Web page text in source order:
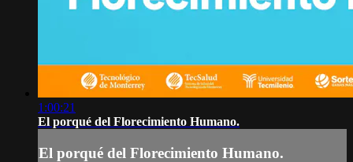
1:00:21
El porqué del Florecimiento Humano.
El porqué del Florecimiento Humano.